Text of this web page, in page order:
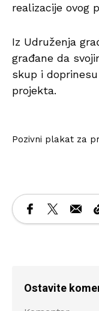
realizacije ovog
Iz Udruženja
građane da
skup i
projekta.
Pozivni plakat za
Ostavite